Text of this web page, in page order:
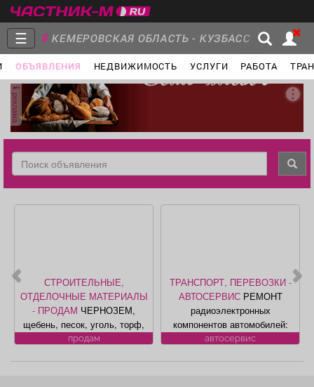
☰ КЕМЕРОВСКАЯ ОБЛАСТЬ - КУЗБАСС
ОБЪЯВЛЕНИЯ НЕДВИЖИМОСТЬ УСЛУГИ РАБОТА
Главная
Группы Новости
Объявления
Афиша Обучение Проекты
реклама
СТРОИТЕЛЬНЫЕ,
ОТДЕЛОЧНЫЕ МАТЕРИАЛЫ
- ПРОДАМ ЧЕРНОЗЕМ,
щебень, песок, уголь, торф,
гравий, шлак, отсыпка и
продам
ТРАНСПОРТ, ПЕРЕВОЗКИ -
АВТОСЕРВИСРЕМОНТ
радиоэлектронных
компонентов автомобилей:
климат контроля, ЭБУ,
автосервис